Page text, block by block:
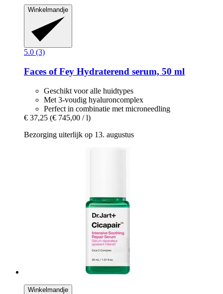
Winkelmandje
5.0 (3)
Faces of Fey Hydraterend serum, 50 ml
Geschikt voor alle huidtypes
Met 3-voudig hyaluroncomplex
Perfect in combinatie met microneedling
€ 37,25 (€ 745,00 / l)
Bezorging uiterlijk op 13. augustus
Winkelmandje